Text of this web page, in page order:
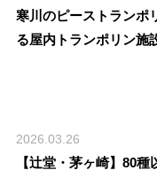
寒川のピーストランポ
る屋内トランポリン施
2026.03.26
【辻堂・茅ヶ崎】80